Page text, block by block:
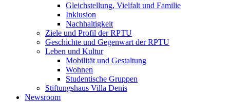
Gleichstellung, Vielfalt und Familie
Inklusion
Nachhaltigkeit
Ziele und Profil der RPTU
Geschichte und Gegenwart der RPTU
Leben und Kultur
Mobilität und Gestaltung
Wohnen
Studentische Gruppen
Stiftungshaus Villa Denis
Newsroom